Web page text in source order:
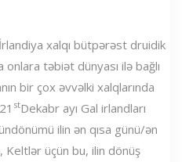
xalqı bütpərəst druidik
təbiət dünyası ilə bağlı
bir çox əvvəlki xalqlarında
stDekabr ayı Gal irlandları
ilin ən qısa günü/ən
Keltlər üçün bu, ilin dönüş